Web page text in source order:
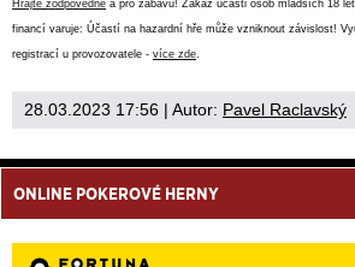
Hrajte zodpovědně a pro zábavu! Zákaz účasti osob mladších 18
financí varuje: Účastí na hazardní hře může vzniknout závislost!
registrací u provozovatele - více zde.
28.03.2023 17:56 | Autor: Pavel Raclavský
ONLINE POKEROVÉ HERNY